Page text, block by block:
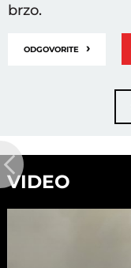
brzo.
ODGOVORITE ›
VIDEO